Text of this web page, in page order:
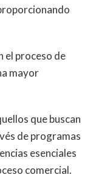
el proceso de
mayor
que buscan
de programas
esenciales
comercial.